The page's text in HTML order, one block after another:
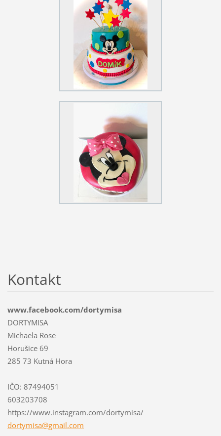
Kontakt
www.facebook.com/dortymisa
DORTYMISA
Michaela Rose
Horušice 69
285 73 Kutná Hora
IČO: 87494051
603203708
https://www.instagram.com/dortymisa/
dortymisa@gmail.com